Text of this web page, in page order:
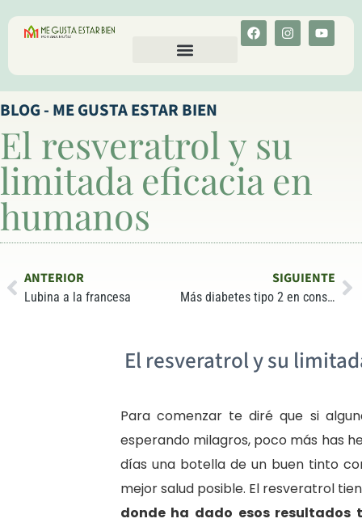
BLOG - ME GUSTA ESTAR BIEN
El resveratrol y su
limitada eficacia en
humanos
ANTERIOR
Lubina a la francesa
SIGUIENTE
Más diabetes tipo 2 en consumidores de azúcar
El resveratrol y su
Para comenzar te diré que si
esperando milagros, poco más has
días una botella de un buen tinto
mejor salud posible. El resveratrol
donde ha dado esos resultados